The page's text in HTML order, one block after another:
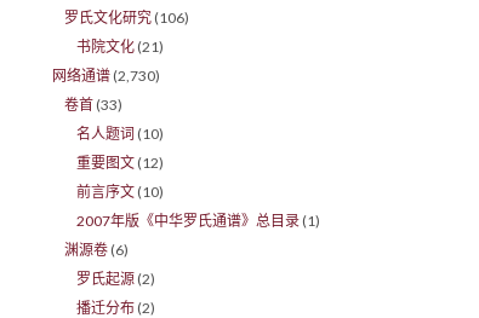
罗氏文化研究 (106)
书院文化 (21)
网络通谱 (2,730)
卷首 (33)
名人题词 (10)
重要图文 (12)
前言序文 (10)
2007年版《中华罗氏通谱》总目录 (1)
渊源卷 (6)
罗氏起源 (2)
播迁分布 (2)